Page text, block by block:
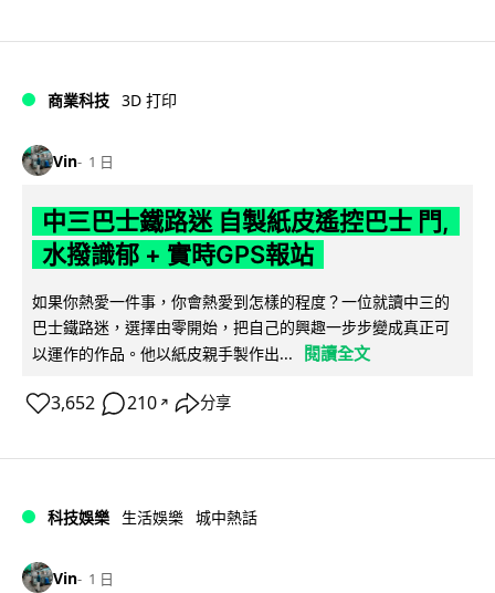
商業科技 3D 打印
Vin 1 日
中三巴士鐵路迷 自製紙皮遙控巴士 門,
水撥識郁 + 實時GPS報站
如果你熱愛一件事，你會熱愛到怎樣的程度？一位就讀中三的
巴士鐵路迷，選擇由零開始，把自己的興趣一步步變成真正可
以運作的作品。他以紙皮親手製作出...
閱讀全文
3,652 210 ↗ 分享
科技娛樂 生活娛樂 城中熱話
Vin 1 日